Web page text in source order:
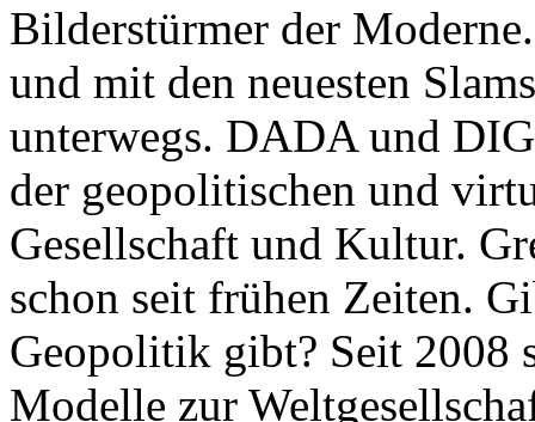
Bilderstürmer der
und mit den neuesten
unterwegs. DADA und
der geopolitischen und
Gesellschaft und Kultur.
schon seit frühen Zeiten.
Geopolitik gibt? Seit 2008
Modelle zur